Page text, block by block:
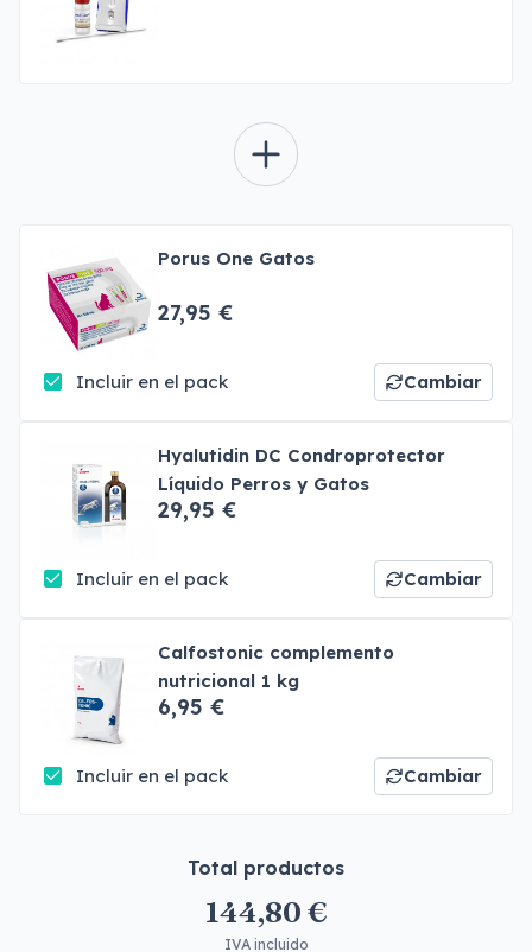
Porus One Gatos
27,95 €
Incluir en el pack Cambiar
Hyalutidin DC Condroprotector
Líquido Perros y Gatos
29,95 €
Incluir en el pack Cambiar
Calfostonic complemento
nutricional 1 kg
6,95 €
Incluir en el pack Cambiar
Total productos
144,80 €
IVA incluido